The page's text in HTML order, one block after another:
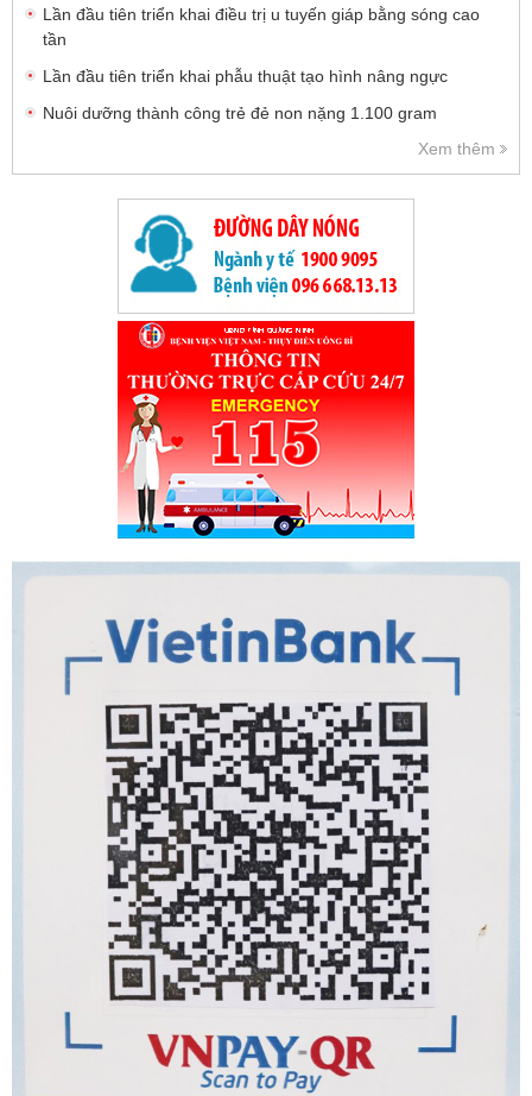
Lần đầu tiên triển khai điều trị u tuyến giáp bằng sóng cao
tần
Lần đầu tiên triển khai phẫu thuật tạo hình nâng ngực
Nuôi dưỡng thành công trẻ đẻ non nặng 1.100 gram
Xem thêm